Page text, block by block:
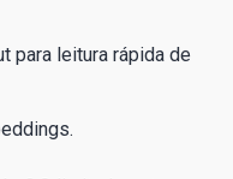
para leitura rápida de